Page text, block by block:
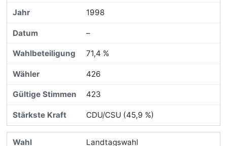
1998
–
71,4 %
426
423
CDU/CSU (45,9 %)
Landtagswahl